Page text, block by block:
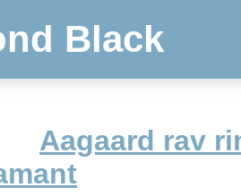
Black
Aagaard rav